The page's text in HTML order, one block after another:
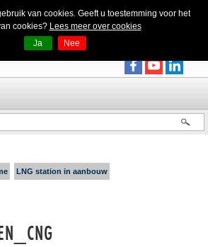
van cookies. Geeft u toestemming voor het
cookies? Lees meer over cookies
Ja
Nee
LNG station in aanbouw